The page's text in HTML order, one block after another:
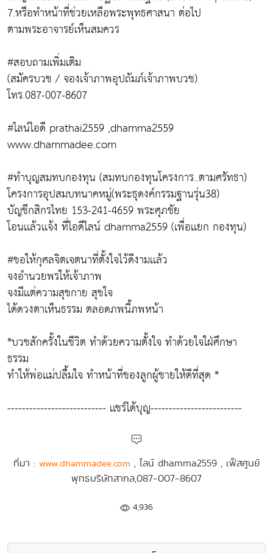
7.หรือทำหน้าที่ช่วยเหลือพระพุทธศาสนา ต่อไป
ตามพระอาจารย์เห็นสมควร
#สอบถามเพิ่มเติม
(สมัครบวช / จองเจ้าภาพอุปถัมภ์เจ้าภาพบวช)
โทร.087-007-8607
#ไลน์ไอดี prathai2559 ,dhamma2559
www.dhammadee.com
#ทำบุญสมทบกองทุน (สมทบกองทุนโครงการ..ตามศรัทธา)
โครงการอุปสมบทนาคหมู่(พระธุดงค์กรรมฐานรุ่น38)
บัญชีกสิกรไทย 153-241-4659 พระศุภชัย
โอนเเล้วเเจ้ง ที่ไอดีไลน์ dhamma2559 (เพื่อเเยก กองทุน)
#ขอให้กุศลจิตเจตนาที่ตั้งใจไว้ดีงามเเล้ว
จงอำนวยพรให้เจ้าภาพ
จงมีเเต่ความสุขกาย สุขใจ
ได้ดวงตาเห็นธรรม ตลอดภพนี้ภพหน้า
*บวชสักครั้งในชีวิต ทำด้วยความตั้งใจ ทำด้วยใจใฝ่ศึกษา
ธรรม
ทำให้พ่อเเม่ปลื้มใจ ทำหน้าที่ของลูกผู้ชายให้ดีที่สุด *
--------------------------- เเชร์ได้บุญ-------------------------
ที่มา : www.dhammadee.com , ไลน์ dhamma2559 , เฟ็สศูนย์
พุทธบริษัทสากล,087-007-8607
4,936